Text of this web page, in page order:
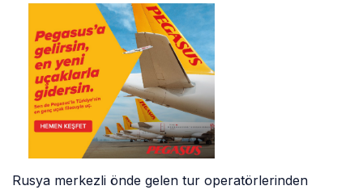
Rusya merkezli önde gelen tur operatörlerinden